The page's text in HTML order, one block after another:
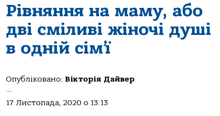
Рівняння на маму, або
дві сміливі жіночі душі
в одній сім’ї
Опубліковано: Вікторія Дайвер
—
17 Листопада, 2020 о 13:13